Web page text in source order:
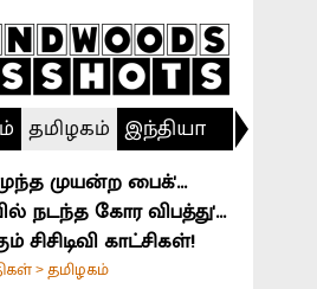
தமிழகம் இந்தியா
முயன்ற பைக்'...
நடந்த கோர விபத்து'...
காட்சிகள்!
> தமிழகம்